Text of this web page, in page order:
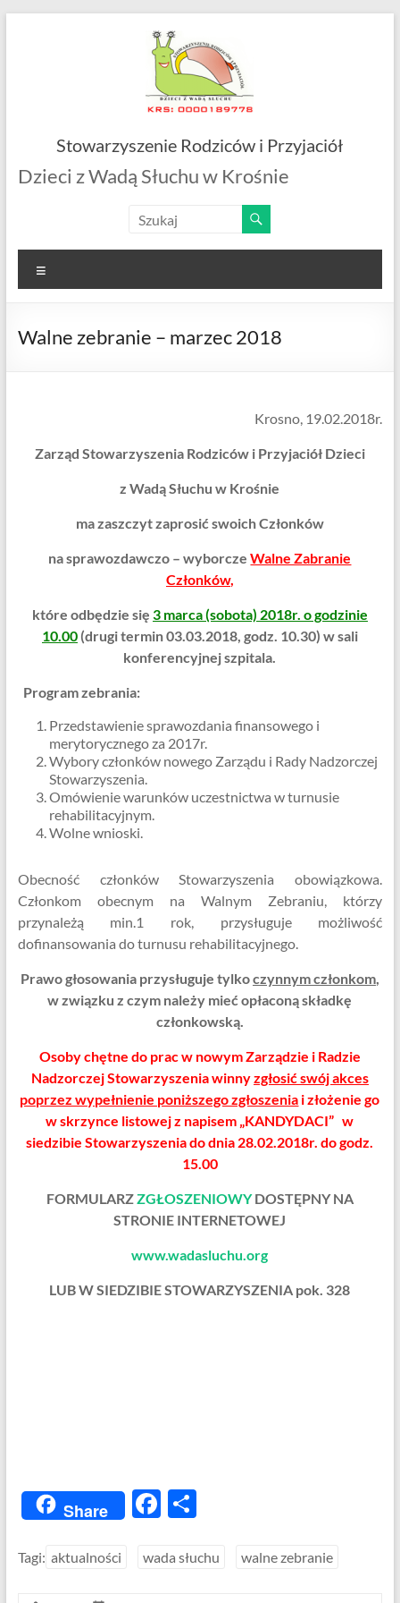
Stowarzyszenie Rodziców i Przyjaciół
Dzieci z Wadą Słuchu w Krośnie
Walne zebranie – marzec 2018
Krosno, 19.02.2018r.
Zarząd Stowarzyszenia Rodziców i Przyjaciół Dzieci
z Wadą Słuchu w Krośnie
ma zaszczyt zaprosić swoich Członków
na sprawozdawczo – wyborczeWalne Zabranie
Członków,
które odbędzie się 3 marca (sobota) 2018r. o godzinie
10.00 (drugi termin 03.03.2018, godz. 10.30) w sali
konferencyjnej szpitala.
Program zebrania:
Przedstawienie sprawozdania finansowego i
merytorycznego za 2017r.
Wybory członków nowego Zarządu i Rady Nadzorczej
Stowarzyszenia.
Omówienie warunków uczestnictwa w turnusie
rehabilitacyjnym.
Wolne wnioski.
Obecność członków Stowarzyszenia obowiązkowa.
Członkom obecnym na Walnym Zebraniu, którzy
przynależą min.1 rok, przysługuje możliwość
dofinansowania do turnusu rehabilitacyjnego.
Prawo głosowania przysługuje tylkoczynnym członkom,
w związku z czym należy mieć opłaconą składkę
członkowską.
Osoby chętne do prac w nowym Zarządzie i Radzie
Nadzorczej Stowarzyszenia winnyzgłosić swój akces
poprzez wypełnienie poniższego zgłoszenia i złożenie go
w skrzynce listowej z napisem „KANDYDACI” w
siedzibie Stowarzyszenia do dnia 28.02.2018r. do godz.
15.00
FORMULARZZGŁOSZENIOWYDOSTĘPNY NA
STRONIE INTERNETOWEJ
www.wadasluchu.org
LUB W SIEDZIBIE STOWARZYSZENIA pok. 328
Share
F
e
S
ar
Tagi: aktualności wada słuchu walne zebranie